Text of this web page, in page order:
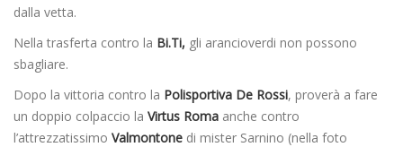
dalla vetta.
Nella trasferta contro la Bi.Ti, gli arancioverdi non possono
sbagliare.
Dopo la vittoria contro la Polisportiva De Rossi, proverà a fare
un doppio colpaccio la Virtus Roma anche contro
l’attrezzatissimo Valmontone di mister Sarnino (nella foto